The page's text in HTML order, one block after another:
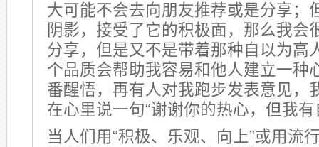
大可能不会去向朋友推荐或是分享；
阴影，接受了它的积极面，那么我会
分享，但是又不是带着那种自以为高
个品质会帮助我容易和他人建立一种
番醒悟，再有人对我跑步发表意见，
在心里说一句“谢谢你的热心，但我有
当人们用“积极、乐观、向上”或用流